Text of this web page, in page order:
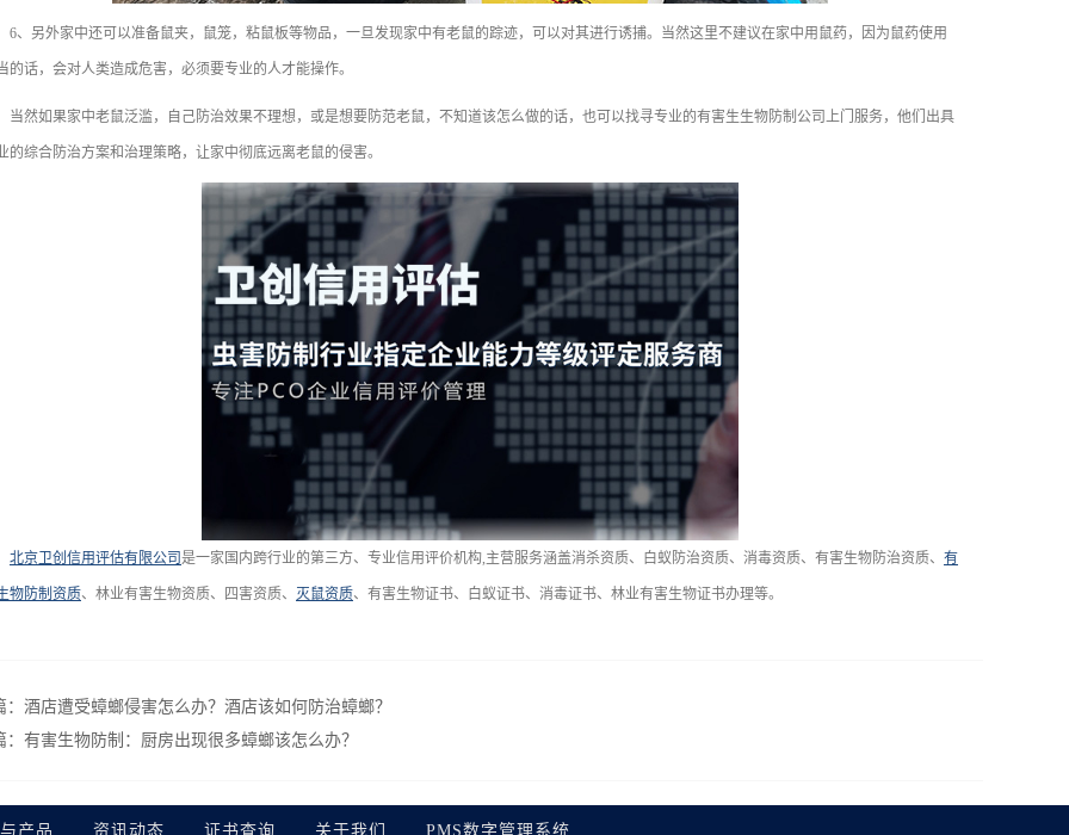
另外家中还可以准备鼠夹，鼠笼，粘鼠板等物品，一旦发现家中有老鼠的踪迹，可以对其进行诱捕。当然这里不建议在家中用鼠药，因为鼠药使用
的话，会对人类造成危害，必须要专业的人才能操作。
然如果家中老鼠泛滥，自己防治效果不理想，或是想要防范老鼠，不知道该怎么做的话，也可以找寻专业的有害生生物防制公司上门服务，他们出具
的综合防治方案和治理策略，让家中彻底远离老鼠的侵害。
北京卫创信用评估有限公司 是一家国内跨行业的第三方、专业信用评价机构,主营服务涵盖消杀资质、白蚁防治资质、消毒资质、有害生物防治资质、 有
物防制资质、林业有害生物资质、四害资质、 灭鼠资质、有害生物证书、白蚁证书、消毒证书、林业有害生物证书办理等。
酒店遭受蟑螂侵害怎么办？酒店该如何防治蟑螂？
有害生物防制：厨房出现很多蟑螂该怎么办？
产品 资讯动态 证书查询 关于我们 PMS数字管理系统